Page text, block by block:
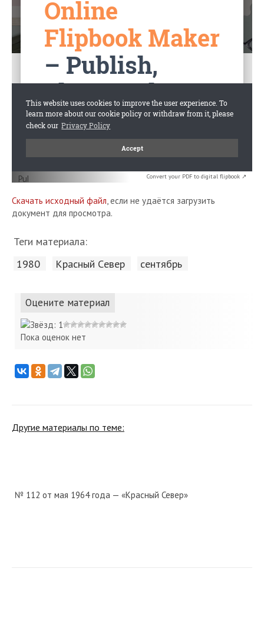
Convert your PDF to digital flipbook ↗
Скачать исходный файл, если не удаётся загрузить
документ для просмотра.
Теги материала:
1980 Красный Cевер сентябрь
Оцените материал
Пока оценок нет
Другие материалы по теме:
№ 112 от мая 1964 года — «Красный Север»